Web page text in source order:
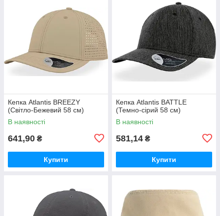
Кепка Atlantis BREEZY
(Світло-Бежевий 58 см)
В наявності
641,90 ₴
Купити
Кепка Atlantis BATTLE
(Темно-сірий 58 см)
В наявності
581,14 ₴
Купити